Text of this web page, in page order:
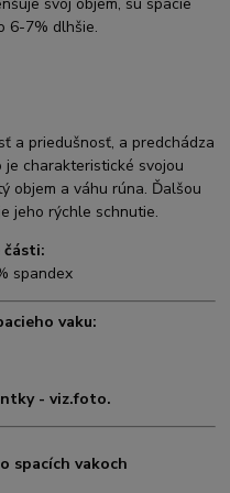
6-7% dlhšie.
a priedušnosť, a predchádza
charakteristické svojou
objem a váhu rúna. Ďalšou
jeho rýchle schnutie.
spandex
vaku:
- viz.foto.
spacích vakoch